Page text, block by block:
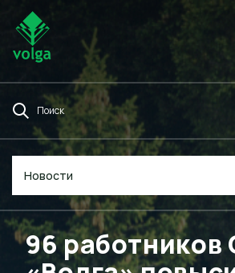
Поиск
Новости
96 работников